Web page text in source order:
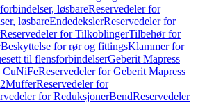
løsbareReservedeler for
løsbareEndedekslerReservedeler for
Reservedeler for TilkoblingerTilbehør for
Beskyttelse for rør og fittingsKlammer for
til flensforbindelserGeberit Mapress
CuNiFeReservedeler for Geberit Mapress
MufferReservedeler for
for ReduksjonerBendReservedeler